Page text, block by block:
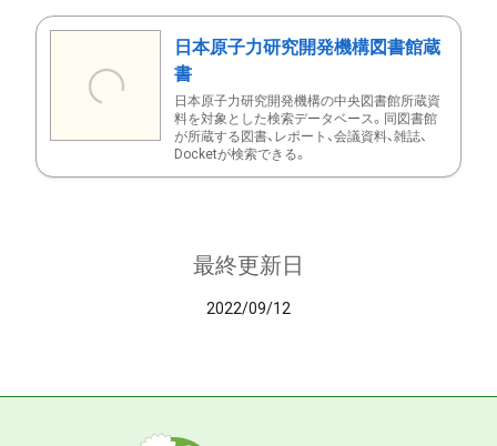
日本原子力研究開発機構図書館蔵
書
日本原子力研究開発機構の中央図書館所蔵資
料を対象とした検索データベース。同図書館
が所蔵する図書、レポート、会議資料、雑誌、
Docketが検索できる。
最終更新日
2022/09/12